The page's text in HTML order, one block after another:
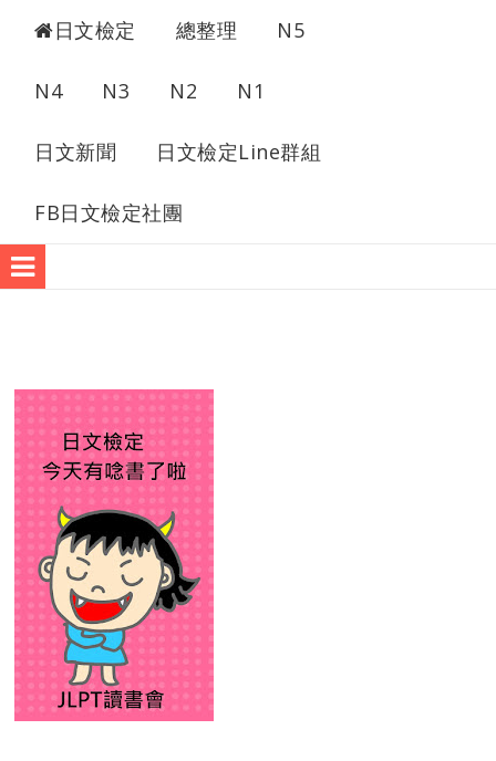
日文檢定 總整理 N5
N4 N3 N2 N1
日文新聞 日文檢定Line群組
FB日文檢定社團